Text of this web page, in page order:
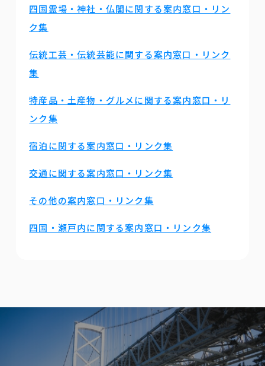
四国霊場・神社・仏閣に関する案内窓口・リン
ク集
伝統工芸・伝統芸能に関する案内窓口・リンク
集
特産品・土産物・グルメに関する案内窓口・リ
ンク集
宿泊に関する案内窓口・リンク集
交通に関する案内窓口・リンク集
その他の案内窓口・リンク集
四国・瀬戸内に関する案内窓口・リンク集